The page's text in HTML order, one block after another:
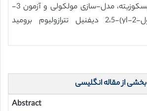
ذوب، اندازه گیری ویسکوزیته، مدل-سازی مولکولی و آزمون 3-
(4،5-سیمتیل تیازول-2-yl)-2،5 دیفنیل تترازولیوم برومید
بخشی از مقاله انگلیسی
Abstract